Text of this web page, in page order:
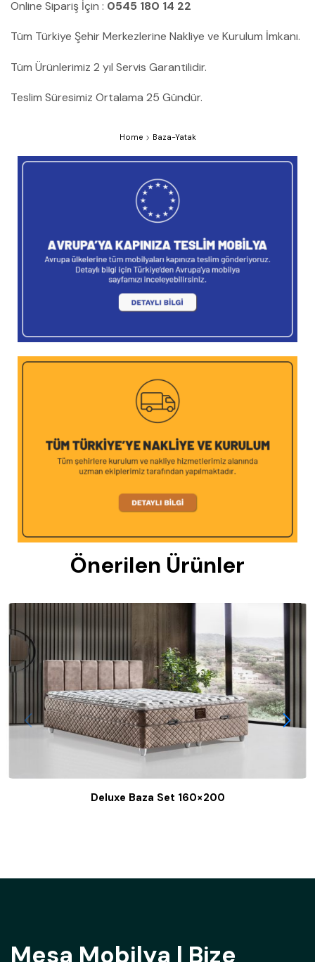
Online Sipariş İçin : 0545 180 14 22
Tüm Türkiye Şehir Merkezlerine Nakliye ve Kurulum İmkanı.
Tüm Ürünlerimiz 2 yıl Servis Garantilidir.
Teslim Süresimiz Ortalama 25 Gündür.
Home Baza-Yatak
Önerilen Ürünler
Deluxe Baza Set 160×200
Mesa Mobilya | Bize